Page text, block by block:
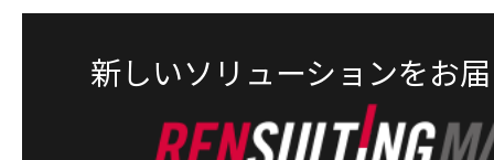
新しいソリューションをお